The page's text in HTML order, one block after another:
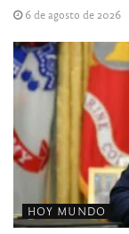
6 de agosto de 2026
HOY MUNDO